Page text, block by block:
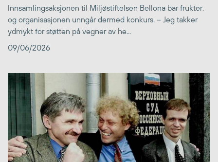
Innsamlingsaksjonen til Miljøstiftelsen Bellona bar frukter,
og organisasjonen unngår dermed konkurs. – Jeg takker
ydmykt for støtten på vegner av he...
09/06/2026